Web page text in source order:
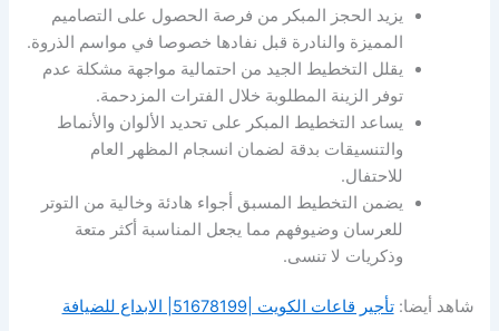
يزيد الحجز المبكر من فرصة الحصول على التصاميم
المميزة والنادرة قبل نفادها خصوصا في مواسم الذروة.
يقلل التخطيط الجيد من احتمالية مواجهة مشكلة عدم
توفر الزينة المطلوبة خلال الفترات المزدحمة.
يساعد التخطيط المبكر على تحديد الألوان والأنماط
والتنسيقات بدقة لضمان انسجام المظهر العام
للاحتفال.
يضمن التخطيط المسبق أجواء هادئة وخالية من التوتر
للعرسان وضيوفهم مما يجعل المناسبة أكثر متعة
وذكريات لا تنسى.
شاهد أيضا:تأجير قاعات الكويت |51678199| الابداع للضيافة